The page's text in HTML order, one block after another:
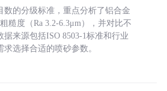
数的分级标准，重点分析了铝合金
糙度（Ra 3.2-6.3μm），并对比不
据来源包括ISO 8503-1标准和行业
选择合适的喷砂参数。